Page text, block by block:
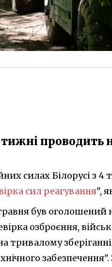
проводить
силах Білорусі з 4
сил реагування",
був оголошений
озброєння,
тривалому